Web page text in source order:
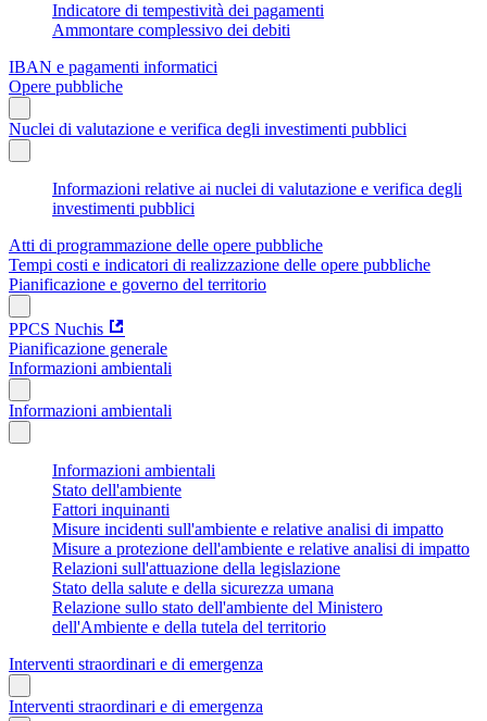
Indicatore di tempestività dei pagamenti
Ammontare complessivo dei debiti
IBAN e pagamenti informatici
Opere pubbliche
Nuclei di valutazione e verifica degli investimenti pubblici
Informazioni relative ai nuclei di valutazione e verifica degli
investimenti pubblici
Atti di programmazione delle opere pubbliche
Tempi costi e indicatori di realizzazione delle opere pubbliche
Pianificazione e governo del territorio
PPCS Nuchis
Pianificazione generale
Informazioni ambientali
Informazioni ambientali
Informazioni ambientali
Stato dell'ambiente
Fattori inquinanti
Misure incidenti sull'ambiente e relative analisi di impatto
Misure a protezione dell'ambiente e relative analisi di impatto
Relazioni sull'attuazione della legislazione
Stato della salute e della sicurezza umana
Relazione sullo stato dell'ambiente del Ministero
dell'Ambiente e della tutela del territorio
Interventi straordinari e di emergenza
Interventi straordinari e di emergenza